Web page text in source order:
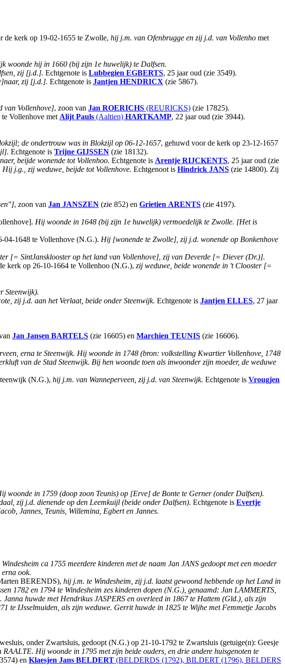
de kerk op 19-02-1655 te Zwolle, hij j.m. van Ofenbrugge en zij j.d. van Vollenho met
woonde hij in 1660 (bij zijn 1e huwelijk) te Dalfsen.
zij [j.d.]. Echtgenote is Lubbegien EGBERTS, 25 jaar oud (zie 3549).
zij [j.d.]. Echtgenote is Jantjen HENDRICX (zie 5867).
van Vollenhove], zoon van Jan ROERICHS (REURICKS) (zie 17825).
Vollenhove met Alijt Pauls (Aaltien) HARTKAMP, 22 jaar oud (zie 3944).
de ondertrouw was in Blokzijl op 06-12-1657, gehuwd voor de kerk op 23-12-1657
Echtgenote is Trijne GIJSSEN (zie 18132).
beijde wonende tot Vollenhoo. Echtgenote is Arentje RIJCKENTS, 25 jaar oud (zie
Hij j.g., zij weduwe, beijde tot Vollenhove. Echtgenoot is Hindrick JANS (zie 14800). Zij
, zoon van Jan JANSZEN (zie 852) en Grietien ARENTS (zie 4197).
Hij woonde in 1648 (bij zijn 1e huwelijk) vermoedelijk te Zwolle. [Het is
04-1648 te Vollenhove (N.G.). Hij [wonende te Zwolle], zij j.d. wonende op Bonkenhove
[= SintJansklooster op het land van Vollenhove], zij van Deverde [= Diever (Dr.)].
kerk op 26-10-1664 te Vollenhoo (N.G.), zij weduwe, beide wonende in 't Clooster [=
Steenwijk).
zij j.d. aan het Verlaat, beide onder Steenwijk. Echtgenote is Jantjen ELLES, 27 jaar
Jan Jansen BARTELS (zie 16605) en Marchien TEUNIS (zie 16606).
erna te Steenwijk. Hij woonde in 1748 (bron: volkstelling Kwartier Vollenhove, 1748
van de Stad Steenwijk. Bij hen woonde toen als inwoonder zijn moeder, de weduwe
(N.G.), hij j.m. van Wanneperveen, zij j.d. van Steenwijk. Echtgenote is Vrougjen
in 1759 (doop zoon Teunis) op [Erve] de Bonte te Gerner (onder Dalfsen).
zij j.d. dienende op den Leemkuijl (beide onder Dalfsen). Echtgenote is Evertje
Jannes, Teunis, Willemina, Egbert en Jannes.
ca 1755 meerdere kinderen met de naam Jan JANS gedoopt met een moeder
ook.
BERENDS), hij j.m. te Windesheim, zij j.d. laatst gewoond hebbende op het Land in
1782 en 1794 te Windesheim zes kinderen dopen (N.G.), genaamd: Jan LAMMERTS,
huwde met Hendrikus JASPERS en overleed in 1867 te Hattem (Gld.), als zijn
IJsselmuiden, als zijn weduwe. Gerrit huwde in 1825 te Wijhe met Femmetje Jacobs
onder Zwartsluis, gedoopt (N.G.) op 21-10-1792 te Zwartsluis (getuige(n): Geesje
RAALTE. Hij woonde in 1795 met zijn beide ouders, en drie andere huisgenoten te
en Klaesjen Jans BELDERT (BELDERDS (1792), BILDERT (1796), BELDERS